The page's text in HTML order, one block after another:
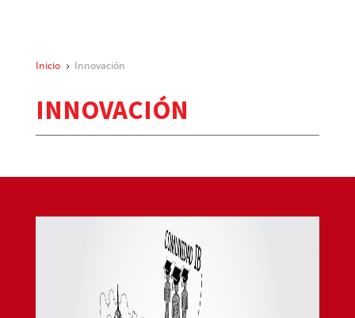
Inicio 5 Innovación
INNOVACIÓN